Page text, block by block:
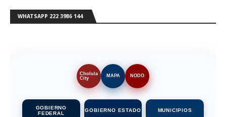
WHATSAPP 222 3986 144
Cholula
City
MAPA NODO
GOBIERNO
FEDERAL
GOBIERNO ESTADO MUNICIPIOS